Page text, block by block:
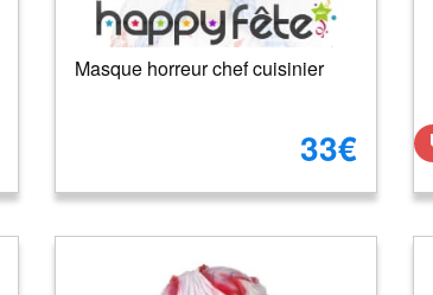
Masque horreur chef cuisinier
33€